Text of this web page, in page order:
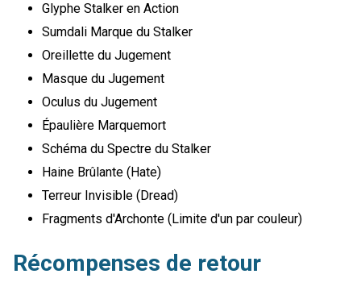
Glyphe Stalker en Action
Sumdali Marque du Stalker
Oreillette du Jugement
Masque du Jugement
Oculus du Jugement
Épaulière Marquemort
Schéma du Spectre du Stalker
Haine Brûlante (Hate)
Terreur Invisible (Dread)
Fragments d'Archonte (Limite d'un par couleur)
Récompenses de retour